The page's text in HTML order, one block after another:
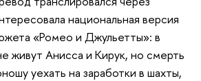
национальная версия
«Ромео и Джульетты»: в
живут Анисса и Кирук, но смерть
уехать на заработки в шахты,